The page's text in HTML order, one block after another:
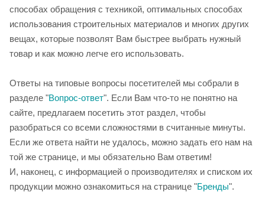
способах обращения с техникой, оптимальных способах
использования строительных материалов и многих других
вещах, которые позволят Вам быстрее выбрать нужный
товар и как можно легче его использовать.
Ответы на типовые вопросы посетителей мы собрали в
разделе "Вопрос-ответ". Если Вам что-то не понятно на
сайте, предлагаем посетить этот раздел, чтобы
разобраться со всеми сложностями в считанные минуты.
Если же ответа найти не удалось, можно задать его нам на
той же странице, и мы обязательно Вам ответим!
И, наконец, с информацией о производителях и списком их
продукции можно ознакомиться на странице "Бренды".